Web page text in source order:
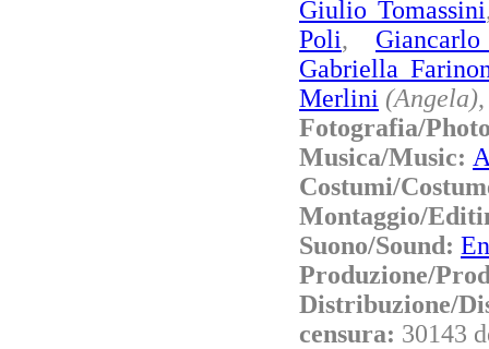
Giulio Tomassini
Poli,
Gabriella
Merlini (Angela)
Fotografia/
Musica/Music:
Costumi/
Montaggio/
Suono/Sound:
Produzione/
Distribuzione/
censura: 30143